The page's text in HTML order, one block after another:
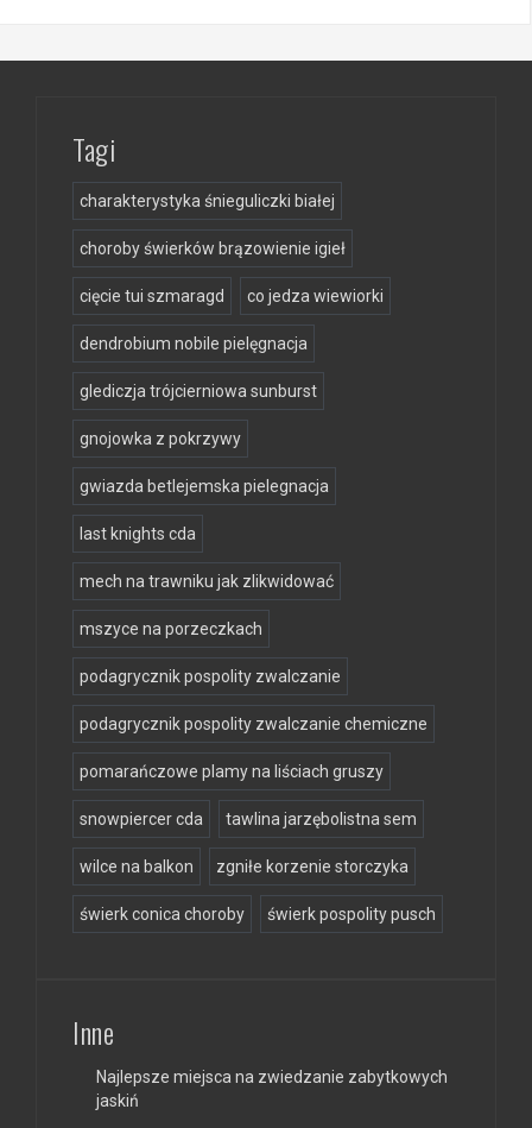
Tagi
charakterystyka śnieguliczki białej
choroby świerków brązowienie igieł
cięcie tui szmaragd co jedza wiewiorki
dendrobium nobile pielęgnacja
glediczja trójcierniowa sunburst
gnojowka z pokrzywy
gwiazda betlejemska pielegnacja
last knights cda
mech na trawniku jak zlikwidować
mszyce na porzeczkach
podagrycznik pospolity zwalczanie
podagrycznik pospolity zwalczanie chemiczne
pomarańczowe plamy na liściach gruszy
snowpiercer cda tawlina jarzębolistna sem
wilce na balkon zgniłe korzenie storczyka
świerk conica choroby świerk pospolity pusch
Inne
Najlepsze miejsca na zwiedzanie zabytkowych
jaskiń